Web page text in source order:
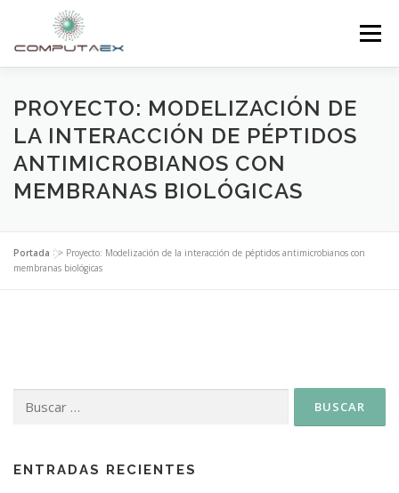
Menú
INICIO LA FUNDACIÓN EL CENTRO
SUPERCOMPUTACIÓN NOTICIAS
PROYECTO: MODELIZACIÓN DE
LA INTERACCIÓN DE PÉPTIDOS
ANTIMICROBIANOS CON
MEMBRANAS BIOLÓGICAS
Portada >> Proyecto: Modelización de la interacción de péptidos antimicrobianos con
membranas biológicas
ENTRADAS RECIENTES